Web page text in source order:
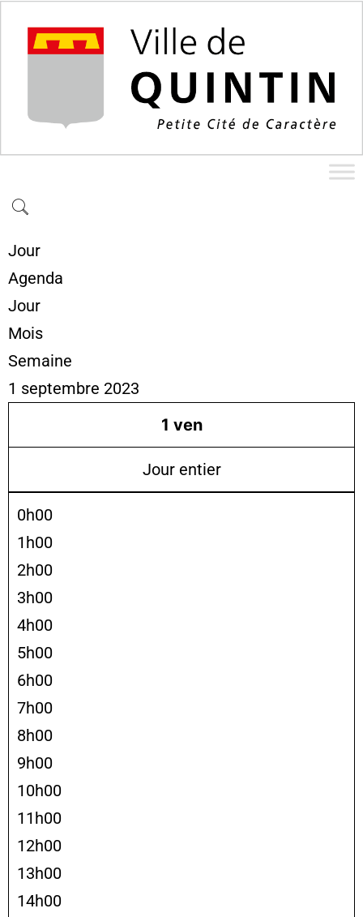
Jour
Agenda
Jour
Mois
Semaine
1 septembre 2023
1 ven
Jour entier
0h00
1h00
2h00
3h00
4h00
5h00
6h00
7h00
8h00
9h00
10h00
11h00
12h00
13h00
14h00